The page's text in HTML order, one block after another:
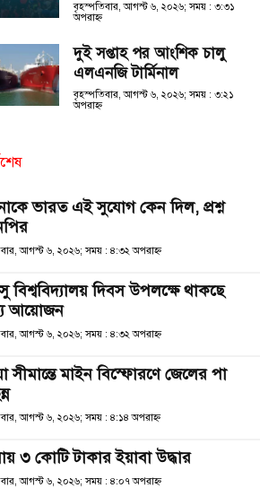
বৃহস্পতিবার, আগস্ট ৬, ২০২৬; সময় : ৩:৩১
অপরাহ্ণ
দুই সপ্তাহ পর আংশিক চালু
এলএনজি টার্মিনাল
বৃহস্পতিবার, আগস্ট ৬, ২০২৬; সময় : ৩:২১
অপরাহ্ণ
ভারত এই সুযোগ কেন দিল, প্রশ্ন
আগস্ট ৬, ২০২৬; সময় : ৪:৩২ অপরাহ্ণ
বিশ্ববিদ্যালয় দিবস উপলক্ষে থাকছে
আয়োজন
আগস্ট ৬, ২০২৬; সময় : ৪:৩২ অপরাহ্ণ
সীমান্তে মাইন বিস্ফোরণে জেলের পা
আগস্ট ৬, ২০২৬; সময় : ৪:১৪ অপরাহ্ণ
৩ কোটি টাকার ইয়াবা উদ্ধার
আগস্ট ৬, ২০২৬; সময় : ৪:০৭ অপরাহ্ণ